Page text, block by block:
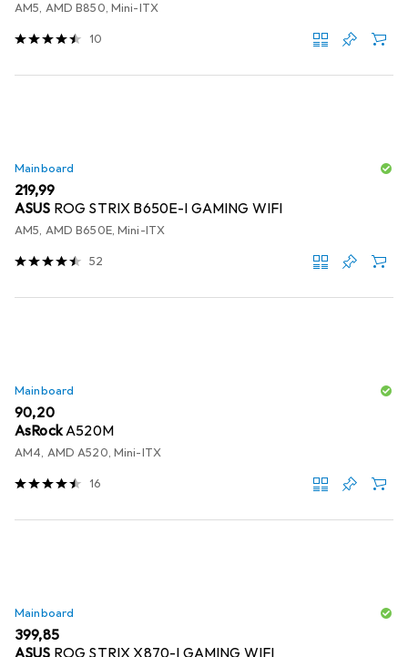
AM5, AMD B850, Mini-ITX
10
Mainboard
EUR
219,99
ASUS ROG STRIX B650E-I GAMING WIFI
AM5, AMD B650E, Mini-ITX
52
Mainboard
EUR
90,20
AsRockA520M
AM4, AMD A520, Mini-ITX
16
Mainboard
EUR
399,85